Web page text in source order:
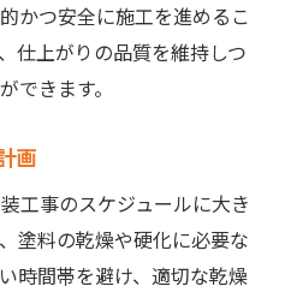
かつ安全に施工を進めるこ
仕上がりの品質を維持しつ
できます。
画
工事のスケジュールに大き
塗料の乾燥や硬化に必要な
時間帯を避け、適切な乾燥